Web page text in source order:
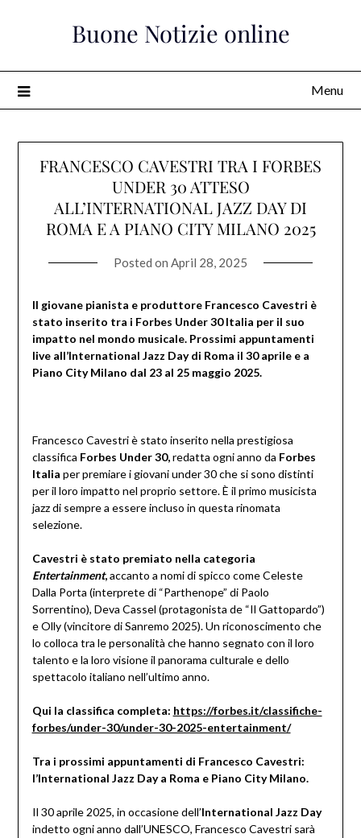
Buone Notizie online
Menu
FRANCESCO CAVESTRI TRA I FORBES
UNDER 30 ATTESO
ALL’INTERNATIONAL JAZZ DAY DI
ROMA E A PIANO CITY MILANO 2025
Posted on April 28, 2025
Il giovane pianista e produttore Francesco Cavestri è
stato inserito tra i Forbes Under 30 Italia per il suo
impatto nel mondo musicale. Prossimi appuntamenti
live all’International Jazz Day di Roma il 30 aprile e a
Piano City Milano dal 23 al 25 maggio 2025.
Francesco Cavestri è stato inserito nella prestigiosa
classifica Forbes Under 30,redatta ogni anno da Forbes
Italia per premiare i giovani under 30 che si sono distinti
per il loro impatto nel proprio settore. È il primo musicista
jazz di sempre a essere incluso in questa rinomata
selezione.
Cavestri è stato premiato nella categoria
Entertainment,accanto a nomi di spicco come Celeste
Dalla Porta (interprete di “Parthenope” di Paolo
Sorrentino), Deva Cassel (protagonista de “Il Gattopardo”)
e Olly (vincitore di Sanremo 2025). Un riconoscimento che
lo colloca tra le personalità che hanno segnato con il loro
talento e la loro visione il panorama culturale e dello
spettacolo italiano nell’ultimo anno.
Qui la classifica completa: https://forbes.it/classifiche-
forbes/under-30/under-30-2025-entertainment/
Tra i prossimi appuntamenti di Francesco Cavestri:
l’International Jazz Day a Roma e Piano City Milano.
Il 30 aprile 2025, in occasione dell’International Jazz Day
indetto ogni anno dall’UNESCO, Francesco Cavestri sarà